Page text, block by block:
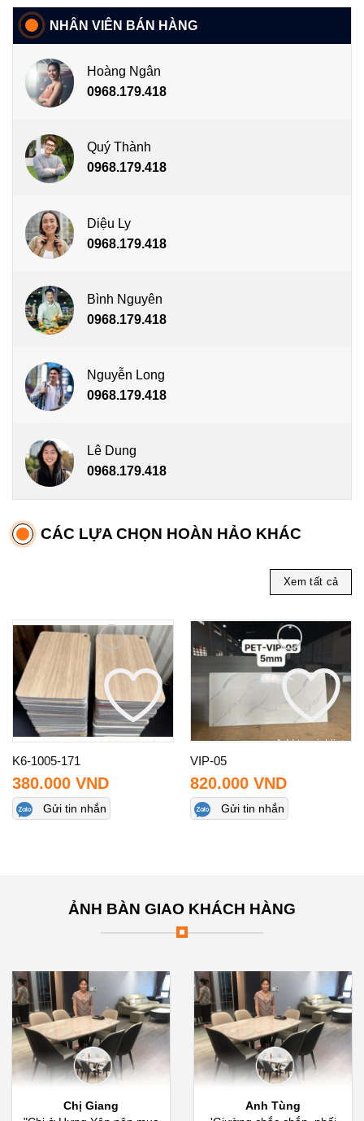
NHÂN VIÊN BÁN HÀNG
Hoàng Ngân
0968.179.418
Quý Thành
0968.179.418
Diệu Ly
0968.179.418
Bình Nguyên
0968.179.418
Nguyễn Long
0968.179.418
Lê Dung
0968.179.418
CÁC LỰA CHỌN HOÀN HẢO KHÁC
Xem tất cả
Add to wishlist
K6-1005-171
380.000 VND
Gửi tin nhắn
Add to wishlist
VIP-05
820.000 VND
Gửi tin nhắn
ẢNH BÀN GIAO KHÁCH HÀNG
Chị Giang
Anh Tùng